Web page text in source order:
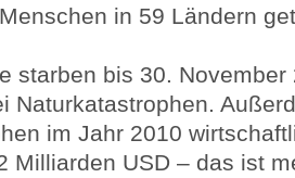
in 59 Ländern
starben bis 30.
Naturkatastrophen.
im Jahr 2010
Milliarden USD – das ist